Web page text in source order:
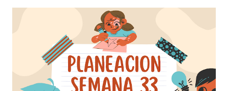
semana. Esperando que este material sea de gran utilidad para
fortalecer los procesos de enseñanza y aprendizaje para que los
alumnos alcacen los niveles de logro educativo. Agradecemos a
los creadores de estos increibles archivos ya que gracias a su
dedicacion y trabajo podemos gozar de estas planeaciones
didacticas, recuerden que nosotros solo los compartimos con